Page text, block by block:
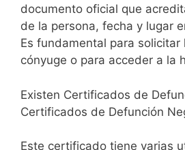
documento oficial que
de la persona, fecha y lugar
Es fundamental para solicitar
cónyuge o para acceder a la
Existen Certificados de
Certificados de Defunción
Este certificado tiene varias